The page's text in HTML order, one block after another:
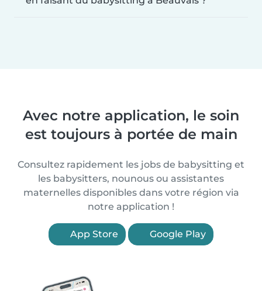
Avec notre application, le soin
est toujours à portée de main
Consultez rapidement les jobs de babysitting et
les babysitters, nounous ou assistantes
maternelles disponibles dans votre région via
notre application !
App Store Google Play